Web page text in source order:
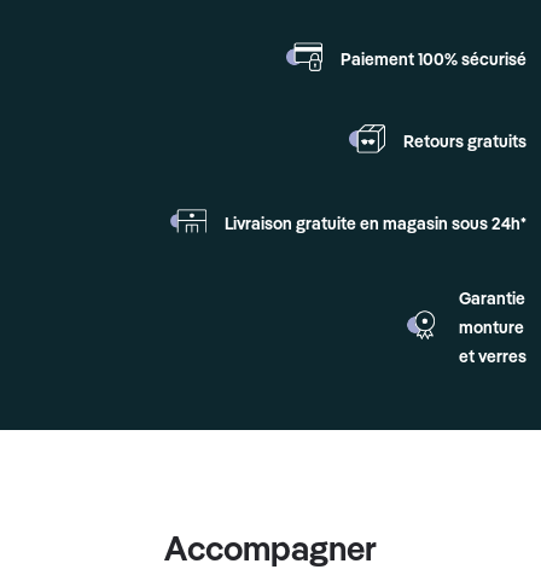
Paiement 100% sécurisé
Retours gratuits
Livraison gratuite en magasin sous 24h*
Garantie
monture
et verres
Accompagner